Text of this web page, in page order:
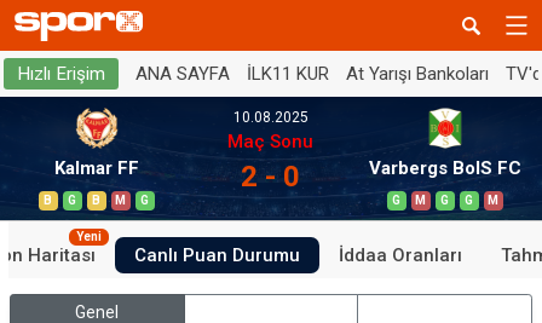
Hızlı Erişim ANA SAYFA İLK11 KUR At Yarışı Bankoları
Kalmar FF
B G B M G
10.08.2025
Maç Sonu
2 - 0 Varbergs BoIS FC
G M G G M
Haritası
Yeni
Canlı Puan Durumu İddaa Oranları
Genel